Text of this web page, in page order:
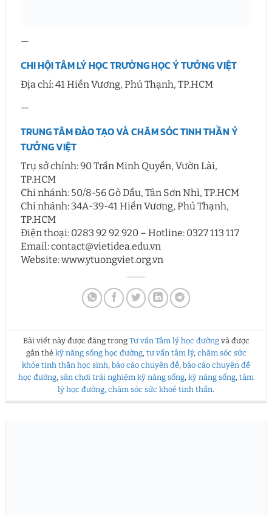
—
CHI HỘI TÂM LÝ HỌC TRƯỜNG HỌC Ý TƯỞNG VIỆT
Địa chỉ: 41 Hiền Vương, Phú Thạnh, TP.HCM
—
TRUNG TÂM ĐÀO TẠO VÀ CHĂM SÓC TINH THẦN Ý
TƯỞNG VIỆT
Trụ sở chính: 90 Trần Minh Quyền, Vườn Lài,
TP.HCM
Chi nhánh: 50/8-56 Gò Dầu, Tân Sơn Nhì, TP.HCM
Chi nhánh: 34A-39-41 Hiền Vương, Phú Thạnh,
TP.HCM
Điện thoại: 0283 92 92 920 – Hotline: 0327 113 117
Email: contact@vietidea.edu.vn
Website: www.ytuongviet.org.vn
Bài viết này được đăng trong Tư vấn Tâm lý học đườngvà được
gắn thẻ kỹ năng sống học đường, tư vấn tâm lý, chăm sóc sức
khỏe tinh thần học sinh, báo cáo chuyên đề, báo cáo chuyên đề
học đường, sân chơi trải nghiệm kỹ năng sống, kỹ năng sống, tâm
lý học đường, chăm sóc sức khoẻ tinh thần.